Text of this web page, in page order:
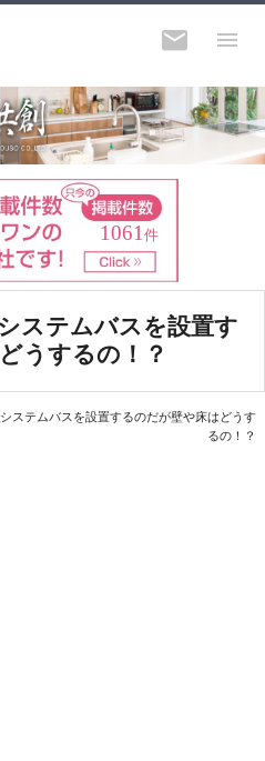
1061 件
ステムバスを設置す
うするの！？
ステムバスを設置するのだが壁や床はどうす
るの！？